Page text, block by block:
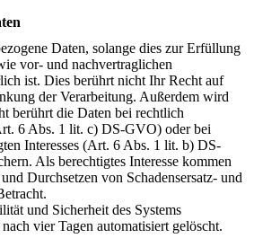
Daten, solange dies zur Erfüllung
vor- und nachvertraglichen
ist. Dies berührt nicht Ihr Recht auf
der Verarbeitung. Außerdem wird
berührt die Daten bei rechtlich
6 Abs. 1 lit. c) DS-GVO) oder bei
Interesses (Art. 6 Abs. 1 lit. b) DS-
Als berechtigtes Interesse kommen
Durchsetzen von Schadensersatz- und
und Sicherheit des Systems
vier Tagen automatisiert gelöscht.